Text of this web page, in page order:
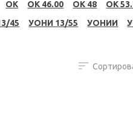
OK OK 46.00 OK 48 OK
45 УОНИ 13/55 УОНИИ